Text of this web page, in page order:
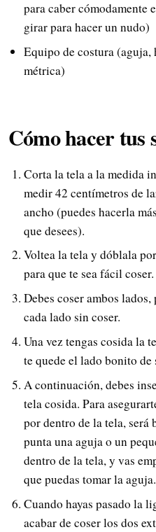
para caber cómodamente
girar para hacer un nudo)
Equipo de costura
métrica)
Cómo hacer tus
Corta la tela a la medida
medir 42 centímetros de
ancho (puedes hacerla
que desees).
Voltea la tela y dóblala
para que te sea fácil coser.
Debes coser ambos
cada lado sin coser.
Una vez tengas cosida la
te quede el lado bonito de
A continuación, debes
tela cosida. Para
por dentro de la tela, será
punta una aguja o un
dentro de la tela, y vas
que puedas tomar la aguja.
Cuando hayas pasado la
acabar de coser los dos